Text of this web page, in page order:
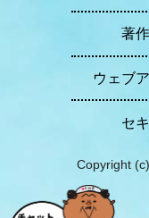
著
ウェブ
セ
Copyright